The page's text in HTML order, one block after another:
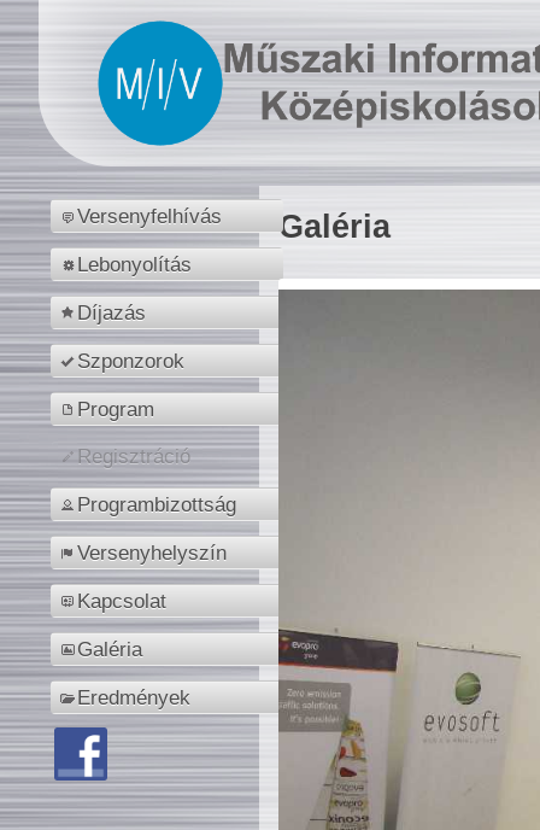
Versenyfelhívás
Lebonyolítás
Díjazás
Szponzorok
Program
Regisztráció
Programbizottság
Versenyhelyszín
Kapcsolat
Galéria
Eredmények
Galéria